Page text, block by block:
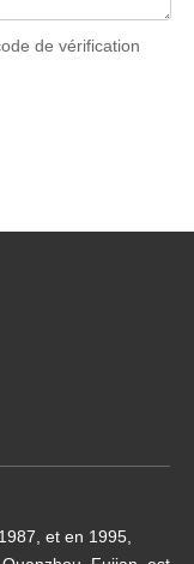
et en 1995,